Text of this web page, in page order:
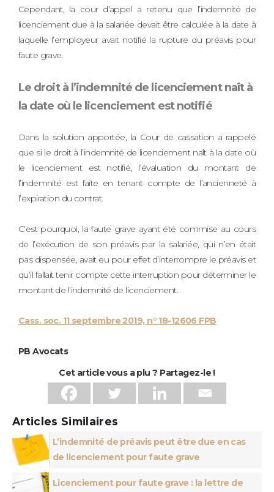
Cependant, la cour d’appel a retenu que l’indemnité de
licenciement due à la salariée devait être calculée à la date à
laquelle l’employeur avait notifié la rupture du préavis pour
faute grave.
Le droit à l’indemnité de licenciement naît à
la date où le licenciement est notifié
Dans la solution apportée, la Cour de cassation a rappelé
que si le droit à l’indemnité de licenciement naît à la date où
le licenciement est notifié, l’évaluation du montant de
l’indemnité est faite en tenant compte de l’ancienneté à
l’expiration du contrat.
C’est pourquoi, la faute grave ayant été commise au cours
de l’exécution de son préavis par la salariée, qui n’en était
pas dispensée, avait eu pour effet d’interrompre le préavis et
qu’il fallait tenir compte cette interruption pour déterminer le
montant de l’indemnité de licenciement.
Cass. soc. 11 septembre 2019, n° 18-12606 FPB
PB Avocats
Cet article vous a plu ? Partagez-le !
Articles Similaires
L’indemnité de préavis peut être due en cas
de licenciement pour faute grave
Licenciement pour faute grave : la lettre de